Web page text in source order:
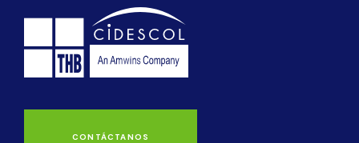
CONTÁCTANOS